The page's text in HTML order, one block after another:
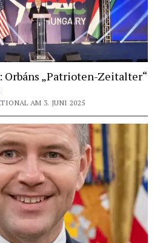
Orbáns „Patrioten-Zeitalter“
AM 3. JUNI 2025